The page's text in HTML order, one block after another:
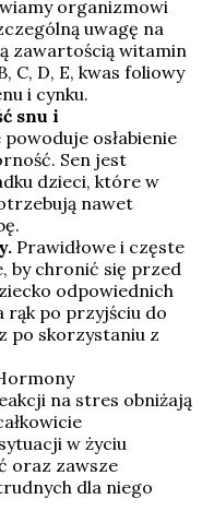
organizmowi
uwagę na
zawartością witamin
C, D, E, kwas foliowy
i cynku.
snu i
osłabienie
Sen jest
dzieci, które w
nawet
Prawidłowe i częste
by chronić się przed
odpowiednich
rąk po przyjściu do
po skorzystaniu z
na stres obniżają
w życiu
oraz zawsze
dla niego